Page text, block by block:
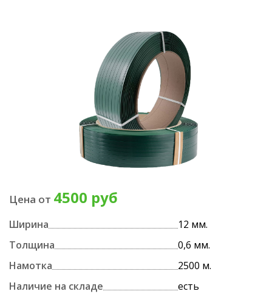
Цена от 4500 руб
Ширина
12 мм.
Толщина
0,6 мм.
Намотка
2500 м.
Наличие на складе
есть